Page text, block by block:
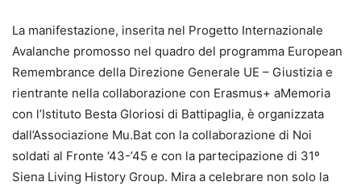
La manifestazione, inserita nel Progetto Internazionale
Avalanche promosso nel quadro del programma European
Remembrance della Direzione Generale UE – Giustizia e
rientrante nella collaborazione con Erasmus+ aMemoria
con l’Istituto Besta Gloriosi di Battipaglia, è organizzata
dall’Associazione Mu.Bat con la collaborazione di Noi
soldati al Fronte ‘43-’45 e con la partecipazione di 31º
Siena Living History Group. Mira a celebrare non solo la